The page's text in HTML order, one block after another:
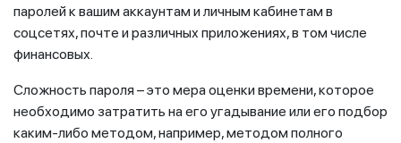
паролей к вашим аккаунтам и личным кабинетам в
соцсетях, почте и различных приложениях, в том числе
финансовых.
Сложность пароля – это мера оценки времени, которое
необходимо затратить на его угадывание или его подбор
каким-либо методом, например, методом полного